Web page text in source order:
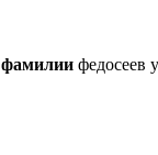
фамилии федосеев